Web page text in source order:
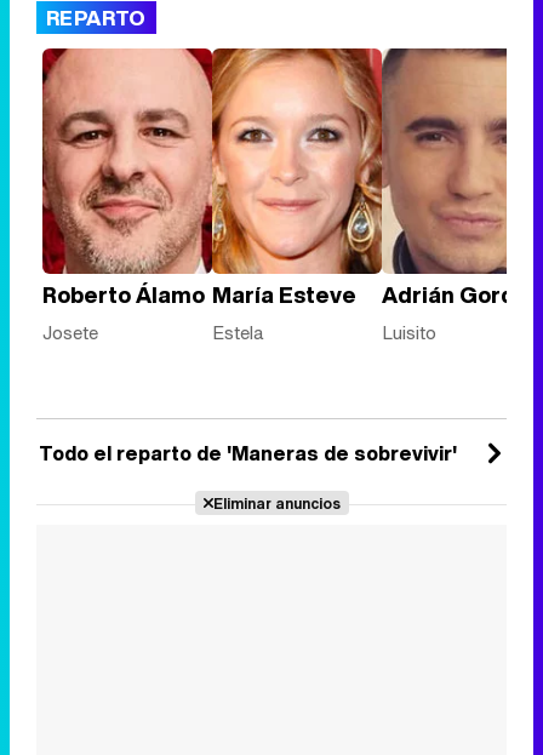
REPARTO
Roberto Álamo
Josete
María Esteve
Estela
Adrián
Luisito
Todo el reparto de 'Maneras de sobrevivir'
Eliminar anuncios